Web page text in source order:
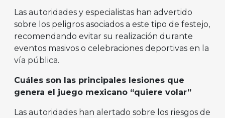
Las autoridades y especialistas han advertido
sobre los peligros asociados a este tipo de festejo,
recomendando evitar su realización durante
eventos masivos o celebraciones deportivas en la
vía pública.
Cuáles son las principales lesiones que
genera el juego mexicano “quiere volar”
Las autoridades han alertado sobre los riesgos de